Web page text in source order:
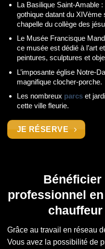
La Basilique Saint-Amable
gothique datant du XIVème
chapelle du collège des
Le Musée Francisque
ce musée est dédié à l’art
peintures, sculptures et
L’imposante église Notre-
magnifique clocher-porche.
Les nombreux parcset
cette ville fleurie.
JE RÉSERVE
Bénéficier
professionnel
Grâce au travail en réseau
Vous avez la possibilité de